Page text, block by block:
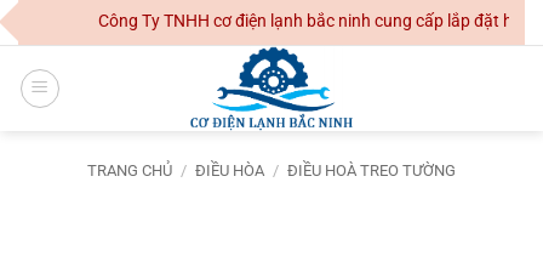
Skip
to
content
Công Ty TNHH cơ điện lạnh bắc ninh cung cấp lắp đặt hệ
TRANG CHỦ / ĐIỀU HÒA / ĐIỀU HOÀ TREO TƯỜNG